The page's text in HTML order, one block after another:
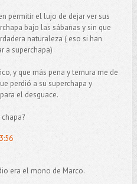
permitir el lujo de dejar ver sus
bajo las sábanas y sin que
naturaleza ( eso si han
a superchapa)
y que más pena y ternura me de
perdió a su superchapa y
el desguace.
era el mono de Marco.